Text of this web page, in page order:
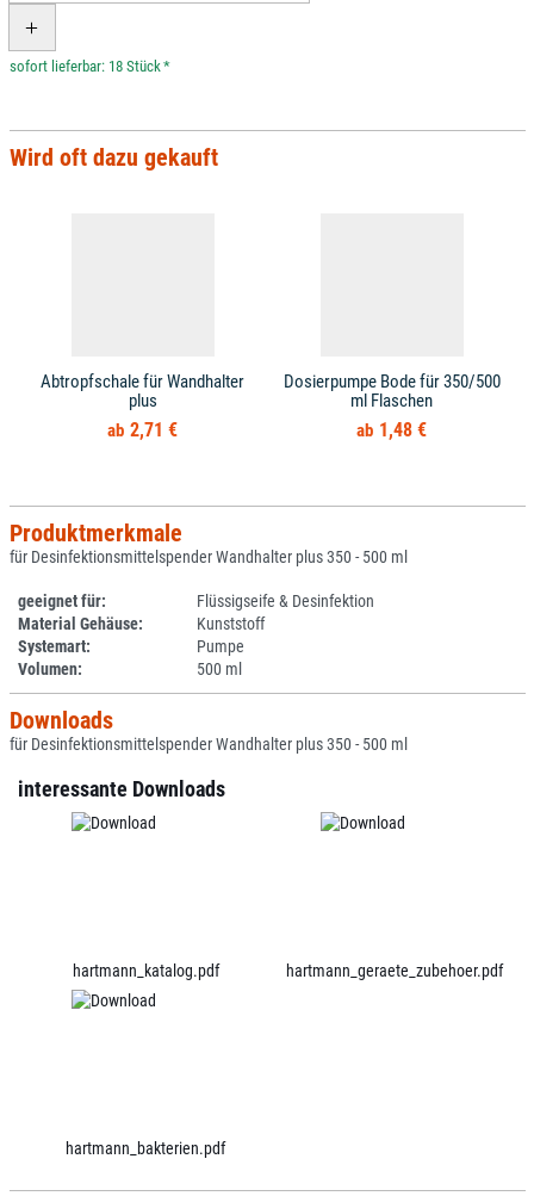
*
Wird oft dazu gekauft
Abtropfschale für Wandhalter
plus
2,71 €
Dosierpumpe Bode für 350/500
ml Flaschen
1,48 €
Produktmerkmale
für Desinfektionsmittelspender Wandhalter plus 350 - 500 ml
geeignet für:
Flüssigseife & Desinfektion
Material Gehäuse:
Kunststoff
Systemart:
Pumpe
Volumen:
500 ml
Downloads
für Desinfektionsmittelspender Wandhalter plus 350 - 500 ml
interessante Downloads
hartmann_katalog.pdf hartmann_geraete_zubehoer.pdf
hartmann_bakterien.pdf